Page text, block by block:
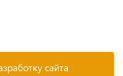
сайта